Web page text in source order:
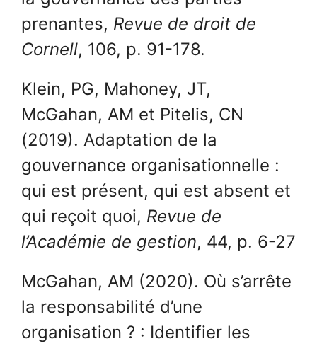
prenantes, Revue de droit de
Cornell, 106, p. 91-178.
Klein, PG, Mahoney, JT,
McGahan, AM et Pitelis, CN
(2019). Adaptation de la
gouvernance organisationnelle :
qui est présent, qui est absent et
qui reçoit quoi, Revue de
l’Académie de gestion, 44, p. 6-27
McGahan, AM (2020). Où s’arrête
la responsabilité d’une
organisation ? : Identifier les